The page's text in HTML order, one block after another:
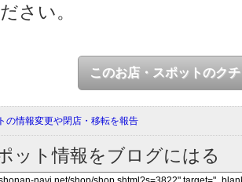
さい。
このお店・スポットのク
の情報変更や閉店・移転を報告
ット情報をブログにはる